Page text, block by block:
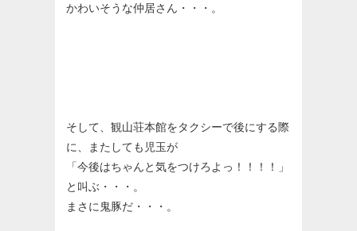
かわいそうな仲居さん・・・。
そして、観山荘本館をタクシーで後にする際
に、またしても児玉が
「今後はちゃんと気をつけろよっ！！！！」
と叫ぶ・・・。
まさに鬼豚だ・・・。